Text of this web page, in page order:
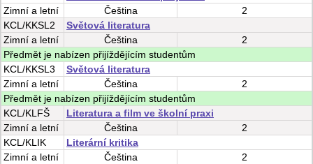
Zimní a letní Čeština
2
KCL/KKSL2
Světová literatura
Zimní a letní Čeština
2
Předmět je nabízen přijíždějícím studentům
KCL/KKSL3
Světová literatura
Zimní a letní Čeština
2
Předmět je nabízen přijíždějícím studentům
KCL/KLFŠ
Literatura a film ve školní praxi
Zimní a letní Čeština
2
KCL/KLIK
Literární kritika
Zimní a letní Čeština
2